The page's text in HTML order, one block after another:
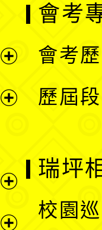
單
選
會考
會考
歷屆
瑞坪
校園